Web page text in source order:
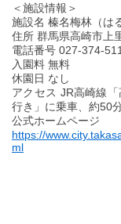
＜施設情報＞
施設名 榛名梅林（は
住所 群馬県高崎市上
電話番号 027-374-
入園料 無料
休園日 なし
アクセス JR高崎線
行き」に乗車、約50
公式ホームページ
https://
ml